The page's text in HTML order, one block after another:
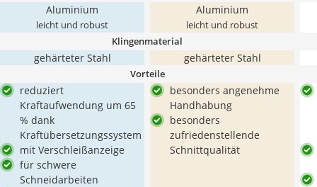
Aluminium
leicht und robust
Aluminium
leicht und robust
Klingenmaterial
gehärteter Stahl gehärteter Stahl
Vorteile
reduziert
Kraftaufwendung um 65
% dank
Kraftübersetzungssystem
mit Verschleißanzeige
für schwere
Schneidarbeiten
besonders angenehme
Handhabung
besonders
zufriedenstellende
Schnittqualität